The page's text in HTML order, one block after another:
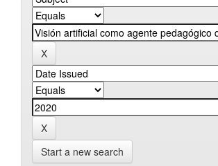
Start a new search